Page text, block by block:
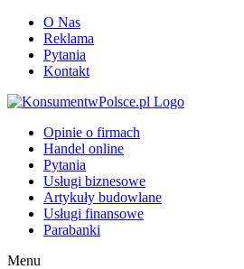
O Nas
Reklama
Pytania
Kontakt
Opinie o firmach
Handel online
Pytania
Usługi biznesowe
Artykuły budowlane
Usługi finansowe
Parabanki
Menu